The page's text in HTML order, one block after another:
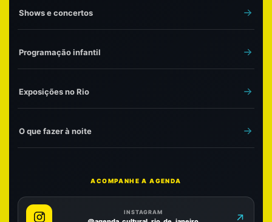
Shows e concertos
Programação infantil
Exposições no Rio
O que fazer à noite
ACOMPANHE A AGENDA
INSTAGRAM